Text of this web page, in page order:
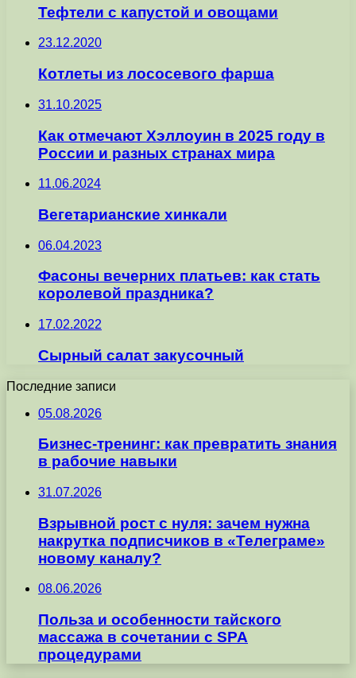
Тефтели с капустой и овощами
23.12.2020
Котлеты из лососевого фарша
31.10.2025
Как отмечают Хэллоуин в 2025 году в
России и разных странах мира
11.06.2024
Вегетарианские хинкали
06.04.2023
Фасоны вечерних платьев: как стать
королевой праздника?
17.02.2022
Сырный салат закусочный
Последние записи
05.08.2026
Бизнес-тренинг: как превратить знания
в рабочие навыки
31.07.2026
Взрывной рост с нуля: зачем нужна
накрутка подписчиков в «Телеграме»
новому каналу?
08.06.2026
Польза и особенности тайского
массажа в сочетании с SPA
процедурами